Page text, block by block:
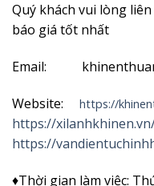
Quý khách vui lòng
báo giá tốt nhất
Email:
Website: https://
https://
https://
♦Thời gian làm việc: